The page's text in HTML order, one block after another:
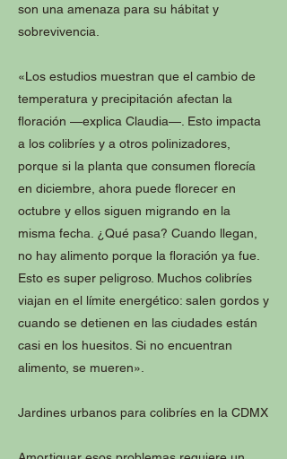
son una amenaza para su hábitat y
sobrevivencia.
«Los estudios muestran que el cambio de
temperatura y precipitación afectan la
floración —explica Claudia—. Esto impacta
a los colibríes y a otros polinizadores,
porque si la planta que consumen florecía
en diciembre, ahora puede florecer en
octubre y ellos siguen migrando en la
misma fecha. ¿Qué pasa? Cuando llegan,
no hay alimento porque la floración ya fue.
Esto es super peligroso. Muchos colibríes
viajan en el límite energético: salen gordos y
cuando se detienen en las ciudades están
casi en los huesitos. Si no encuentran
alimento, se mueren».
Jardines urbanos para colibríes en la CDMX